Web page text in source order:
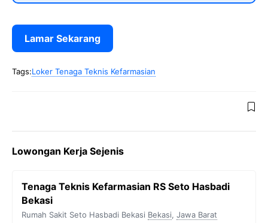
Lamar Sekarang
Tags:Loker Tenaga Teknis Kefarmasian
Lowongan Kerja Sejenis
Tenaga Teknis Kefarmasian RS Seto Hasbadi
Bekasi
Rumah Sakit Seto Hasbadi Bekasi Bekasi, Jawa Barat